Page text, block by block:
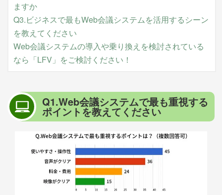
ますか
Q3.ビジネスで最もWeb会議システムを活用するシーン
を教えてください
Web会議システムの導入や乗り換えを検討されている
なら「LFV」をご検討ください！
Q1.Web会議システムで最も重視する
ポイントを教えてください